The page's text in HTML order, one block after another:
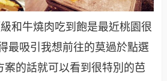
和牛燒肉吃到飽是最近桃園很
最吸引我想前往的莫過於點選
案的話就可以看到很特別的芭